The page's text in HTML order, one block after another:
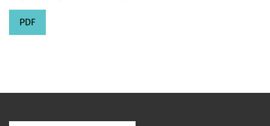
PDF